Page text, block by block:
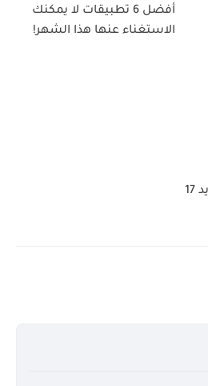
أفضل 6 تطبيقات لا يمكنك
الاستغناء عنها هذا الشهر!
أفضــل 6 تطبيقات للاندرويد 17